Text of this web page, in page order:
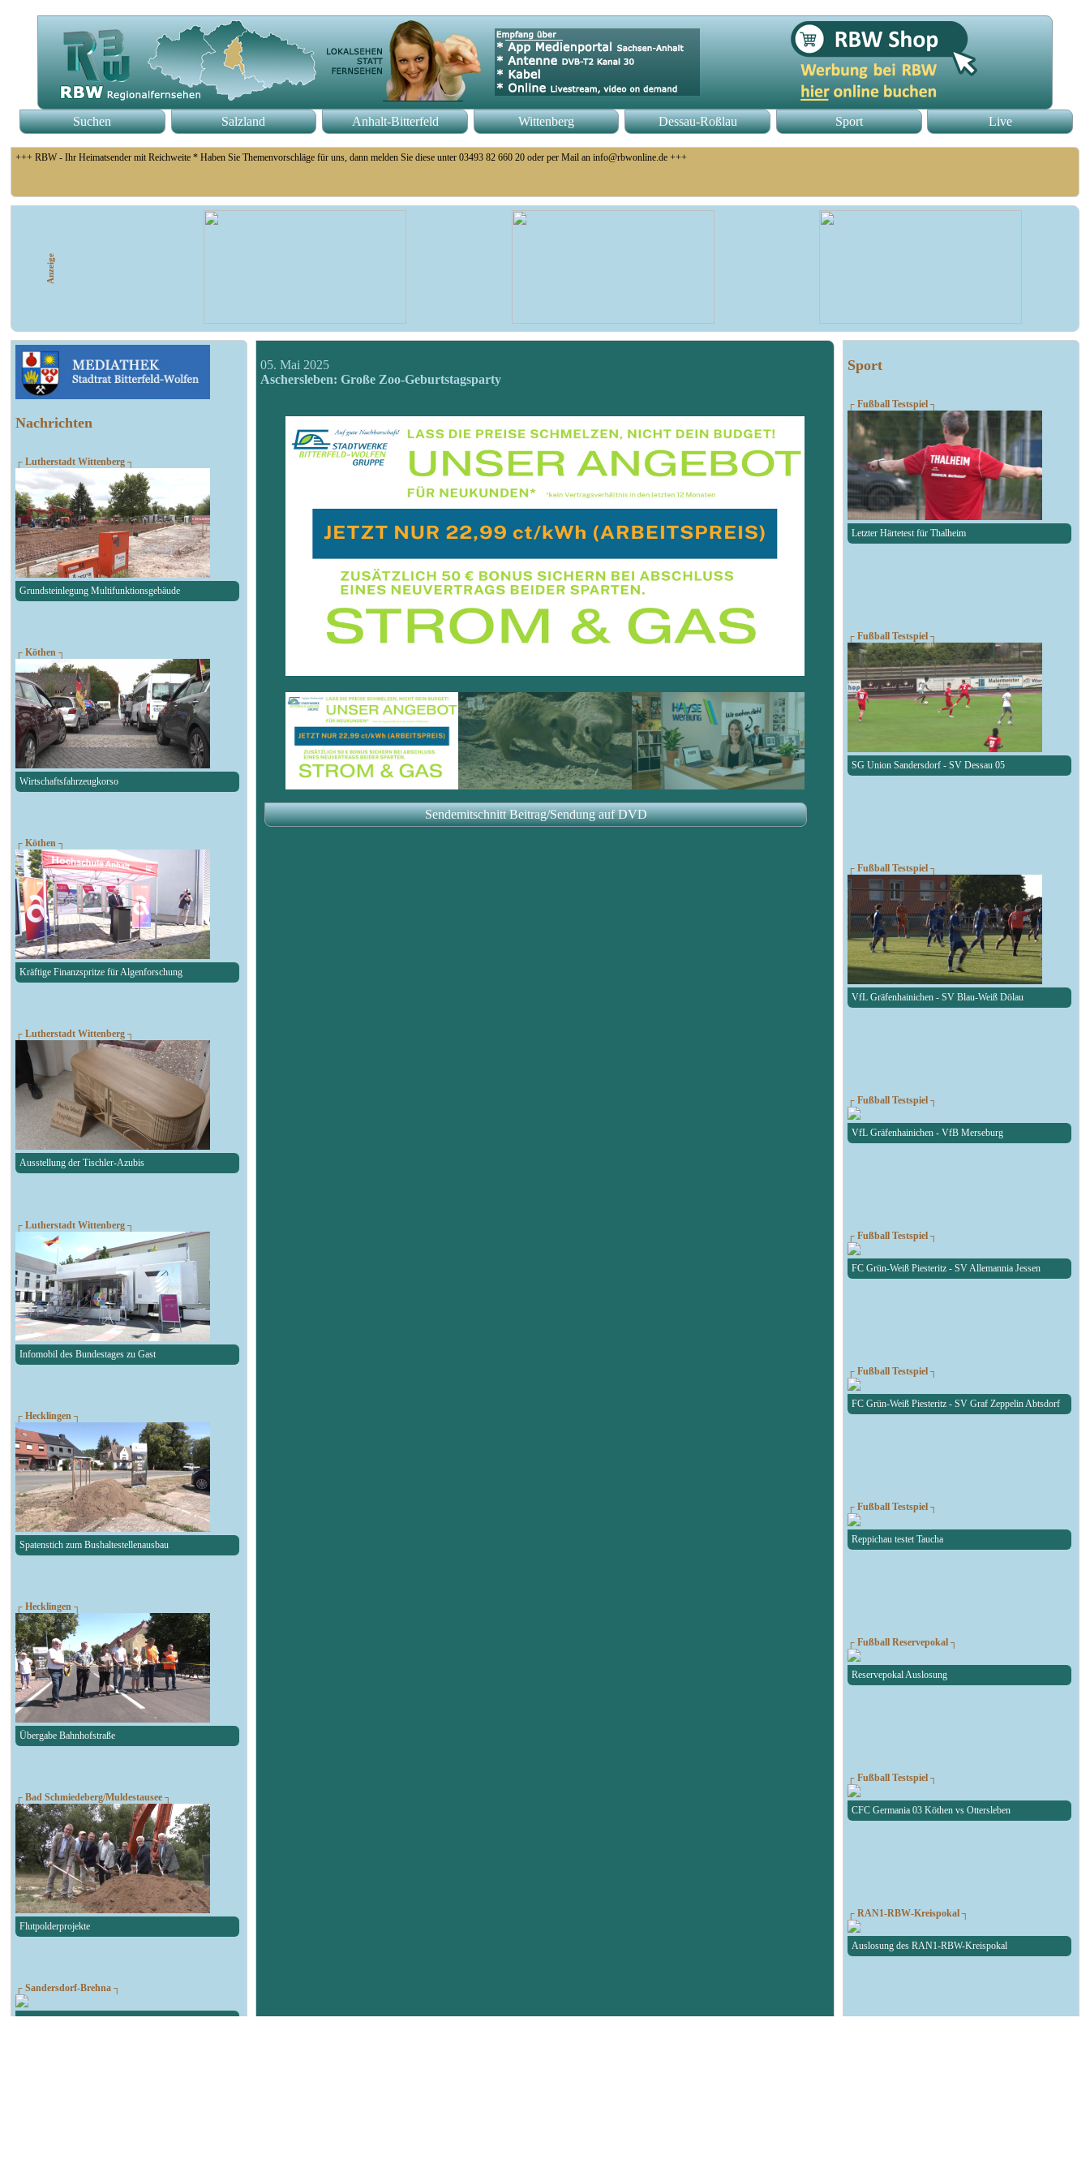
Suchen Salzland Anhalt-Bitterfeld Wittenberg Dessau-Roßlau Sport Live
+++ RBW - Ihr Heimatsender mit Reichweite * Haben Sie Themenvorschläge für uns, dann melden Sie diese unter 03493 82 660 20 oder per Mail an info@rbwonline.de +++
+++ Fußball Oberliga Süd 1. Spieltag: SG Union Sandersdorf - VfB 1921 Krieschow, So 14 Uhr +++
Nachrichten
┌ Lutherstadt Wittenberg ┐
Grundsteinlegung Multifunktionsgebäude
┌ Köthen ┐
Wirtschaftsfahrzeugkorso
┌ Köthen ┐
Kräftige Finanzspritze für Algenforschung
┌ Lutherstadt Wittenberg ┐
Ausstellung der Tischler-Azubis
┌ Lutherstadt Wittenberg ┐
Infomobil des Bundestages zu Gast
┌ Hecklingen ┐
Spatenstich zum Bushaltestellenausbau
┌ Hecklingen ┐
Übergabe Bahnhofstraße
┌ Bad Schmiedeberg/Muldestausee ┐
Flutpolderprojekte
┌ Sandersdorf-Brehna ┐
05. Mai 2025
Aschersleben: Große Zoo-Geburtstagsparty
Sendemitschnitt Beitrag/Sendung auf DVD
Sport
┌ Fußball Testspiel ┐
Letzter Härtetest für Thalheim
┌ Fußball Testspiel ┐
SG Union Sandersdorf - SV Dessau 05
┌ Fußball Testspiel ┐
VfL Gräfenhainichen - SV Blau-Weiß Dölau
┌ Fußball Testspiel ┐
VfL Gräfenhainichen - VfB Merseburg
┌ Fußball Testspiel ┐
FC Grün-Weiß Piesteritz - SV Allemannia Jessen
┌ Fußball Testspiel ┐
FC Grün-Weiß Piesteritz - SV Graf Zeppelin Abtsdorf
┌ Fußball Testspiel ┐
Reppichau testet Taucha
┌ Fußball Reservepokal ┐
Reservepokal Auslosung
┌ Fußball Testspiel ┐
CFC Germania 03 Köthen vs Ottersleben
┌ RAN1-RBW-Kreispokal ┐
Auslosung des RAN1-RBW-Kreispokal
Anzeige